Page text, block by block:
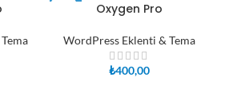
Oxygen Pro
WordPress Eklenti & Tema
₺400,00